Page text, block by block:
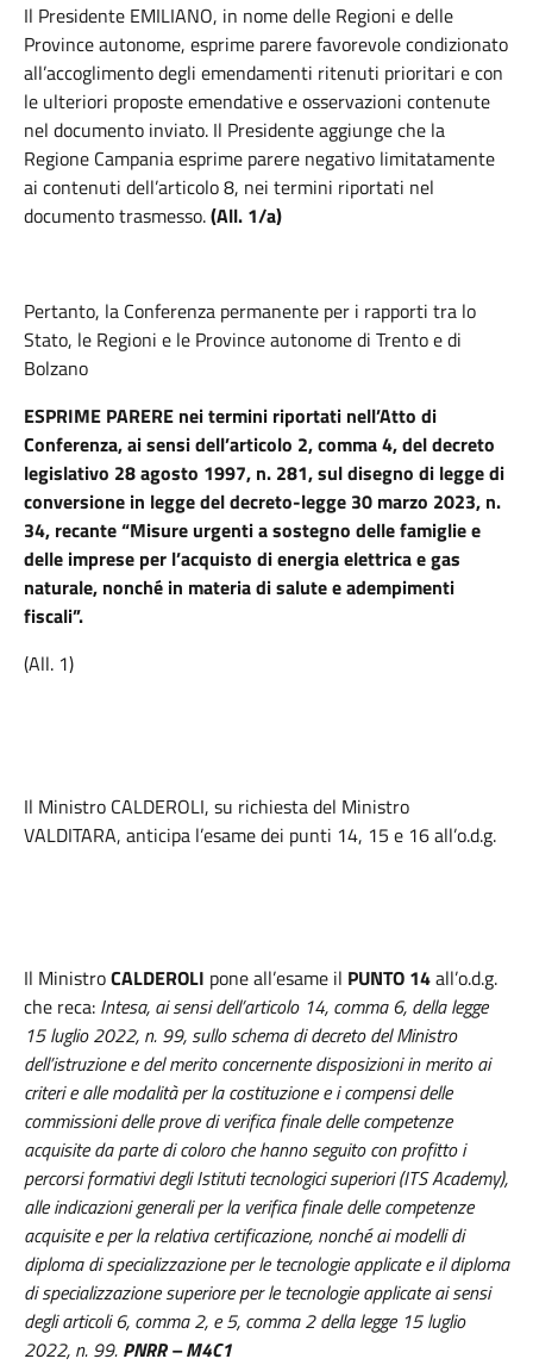
Il Presidente EMILIANO, in nome delle Regioni e delle
Province autonome, esprime parere favorevole condizionato
all’accoglimento degli emendamenti ritenuti prioritari e con
le ulteriori proposte emendative e osservazioni contenute
nel documento inviato. Il Presidente aggiunge che la
Regione Campania esprime parere negativo limitatamente
ai contenuti dell’articolo 8, nei termini riportati nel
documento trasmesso.(All. 1/a)
Pertanto, la Conferenza permanente per i rapporti tra lo
Stato, le Regioni e le Province autonome di Trento e di
Bolzano
ESPRIME PARERE nei termini riportati nell’Atto di
Conferenza, ai sensi dell’articolo 2, comma 4, del decreto
legislativo 28 agosto 1997, n. 281, sul disegno di legge di
conversione in legge del decreto-legge 30 marzo 2023, n.
34, recante “Misure urgenti a sostegno delle famiglie e
delle imprese per l’acquisto di energia elettrica e gas
naturale, nonché in materia di salute e adempimenti
fiscali”.
(All. 1)
Il Ministro CALDEROLI, su richiesta del Ministro
VALDITARA, anticipa l’esame dei punti 14, 15 e 16 all’o.d.g.
Il MinistroCALDEROLI pone all’esame il PUNTO 14all’o.d.g.
che reca: Intesa, ai sensi dell’articolo 14, comma 6, della legge
15 luglio 2022, n. 99, sullo schema di decreto del Ministro
dell’istruzione e del merito concernente disposizioni in merito ai
criteri e alle modalità per la costituzione e i compensi delle
commissioni delle prove di verifica finale delle competenze
acquisite da parte di coloro che hanno seguito con profitto i
percorsi formativi degli Istituti tecnologici superiori (ITS Academy),
alle indicazioni generali per la verifica finale delle competenze
acquisite e per la relativa certificazione, nonché ai modelli di
diploma di specializzazione per le tecnologie applicate e il diploma
di specializzazione superiore per le tecnologie applicate ai sensi
degli articoli 6, comma 2, e 5, comma 2 della legge 15 luglio
2022, n. 99. PNRR – M4C1